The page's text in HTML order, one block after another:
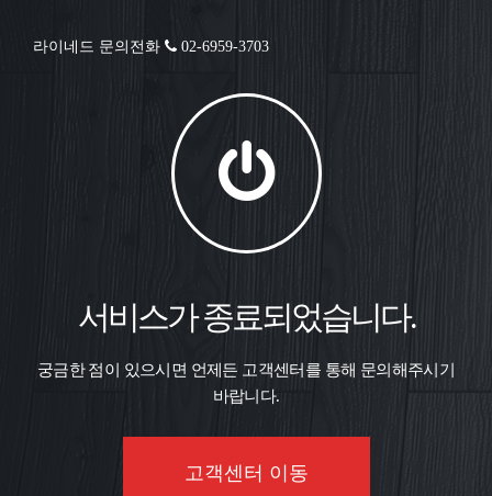
라이네드 문의전화 02-6959-3703
서비스가 종료되었습니다.
궁금한 점이 있으시면 언제든 고객센터를 통해 문의해주시기
바랍니다.
고객센터 이동